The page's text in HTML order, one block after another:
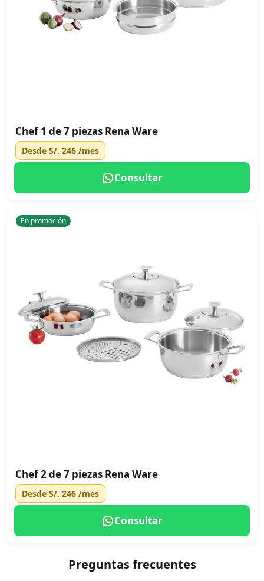
Chef 1 de 7 piezas Rena Ware
Desde S/. 246 /mes
Consultar
En promoción
Chef 2 de 7 piezas Rena Ware
Desde S/. 246 /mes
Consultar
Preguntas frecuentes